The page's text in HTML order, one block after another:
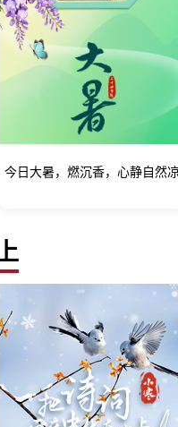
今日大暑，燃沉香，心静自然